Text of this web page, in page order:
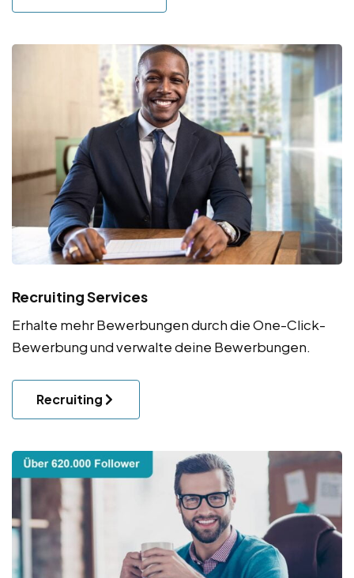
Recruiting Services
Erhalte mehr Bewerbungen durch die One-Click-
Bewerbung und verwalte deine Bewerbungen.
Recruiting